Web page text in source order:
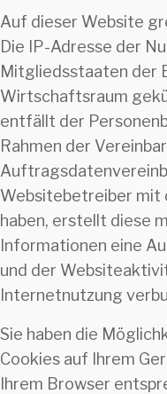
Auf dieser Website
Die IP-Adresse der
Mitgliedsstaaten der
Wirtschaftsraum
entfällt der
Rahmen der
Websitebetreiber mit
haben, erstellt diese
Informationen eine
und der
Internetnutzung
Sie haben die
Cookies auf Ihrem
Ihrem Browser